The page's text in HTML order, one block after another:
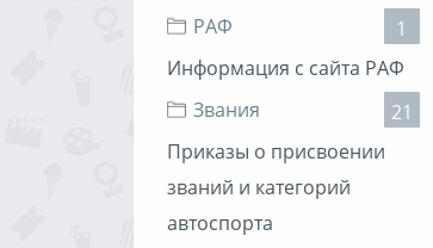
РАФ
1
Информация с сайта РАФ
Звания
21
Приказы о присвоении
званий и категорий
автоспорта